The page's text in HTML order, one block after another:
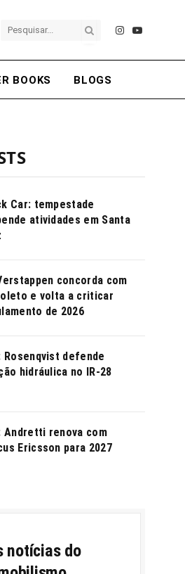
Instagram
YouTube
BOOKS BLOGS
Car: tempestade
atividades em Santa
concorda com
e volta a criticar
de 2026
Rosenqvist defende
hidráulica no IR-28
Andretti renova com
Ericsson para 2027
notícias do